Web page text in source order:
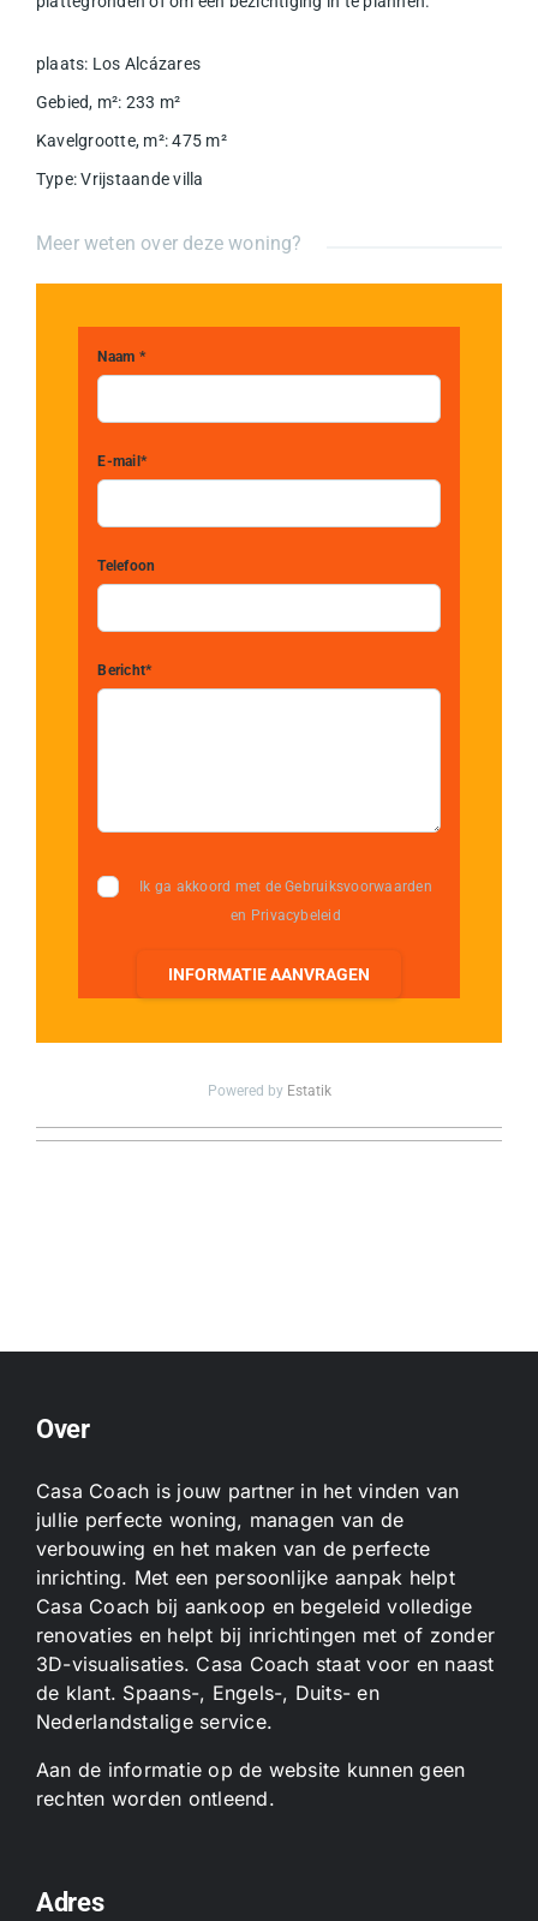
plaats: Los Alcázares
Gebied, m²: 233 m²
Kavelgrootte, m²: 475 m²
Type: Vrijstaande villa
Meer weten over deze woning?
Naam *
E-mail*
Telefoon
Bericht*
Ik ga akkoord met de Gebruiksvoorwaarden
en Privacybeleid
INFORMATIE AANVRAGEN
Powered by Estatik
Over
Casa Coach is jouw partner in het vinden van
jullie perfecte woning, managen van de
verbouwing en het maken van de perfecte
inrichting. Met een persoonlijke aanpak helpt
Casa Coach bij aankoop en begeleid volledige
renovaties en helpt bij inrichtingen met of zonder
3D-visualisaties. Casa Coach staat voor en naast
de klant. Spaans-, Engels-, Duits- en
Nederlandstalige service.
Aan de informatie op de website kunnen geen
rechten worden ontleend.
Adres